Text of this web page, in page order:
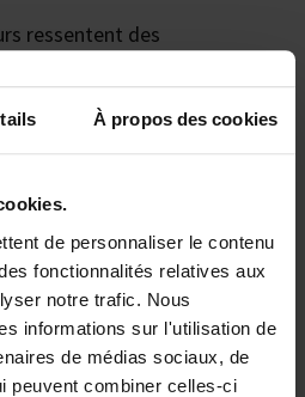
À propos des cookies
de personnaliser le contenu
fonctionnalités relatives aux
notre trafic. Nous
informations sur l'utilisation de
de médias sociaux, de
peuvent combiner celles-ci
ressentent des
pendant leurs séances
multiplié par environ trois
de soulager les
fatigue et d’inconfort
pendant l’utilisation de